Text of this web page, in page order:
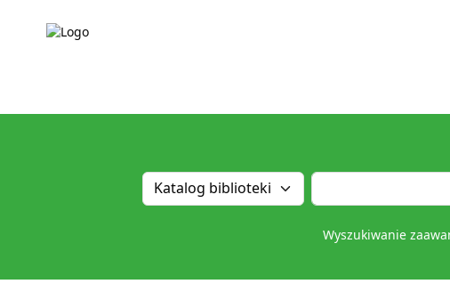
Wyszukiwanie